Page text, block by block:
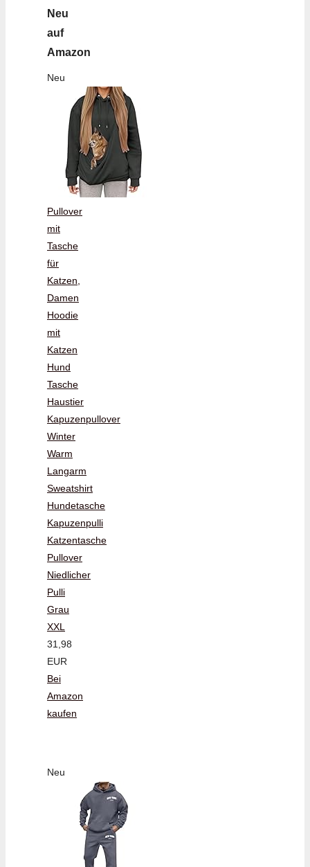
Neu
auf
Amazon
Neu
Pullover
mit
Tasche
für
Katzen,
Damen
Hoodie
mit
Katzen
Hund
Tasche
Haustier
Kapuzenpullover
Winter
Warm
Langarm
Sweatshirt
Hundetasche
Kapuzenpulli
Katzentasche
Pullover
Niedlicher
Pulli
Grau
XXL
31,98
EUR
Bei
Amazon
kaufen
Neu